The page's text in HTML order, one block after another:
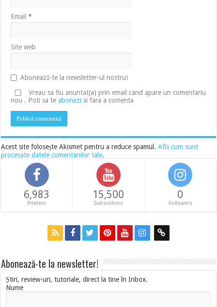
Email*
Site web
Abonează-te la newsletter-ul nostru!
Vreau sa fiu anuntat(a) prin email cand apare un comentariu
nou . Poti sa teabonezi si fara a comenta
Acest site folosește Akismet pentru a reduce spamul.Află cum sunt
procesate datele comentariilor tale.
6,983
Prieteni
15,500
Subscribers
0
Followers
Abonează-te la newsletter!
Știri, review-uri, tutoriale, direct la tine în Inbox.
Nume